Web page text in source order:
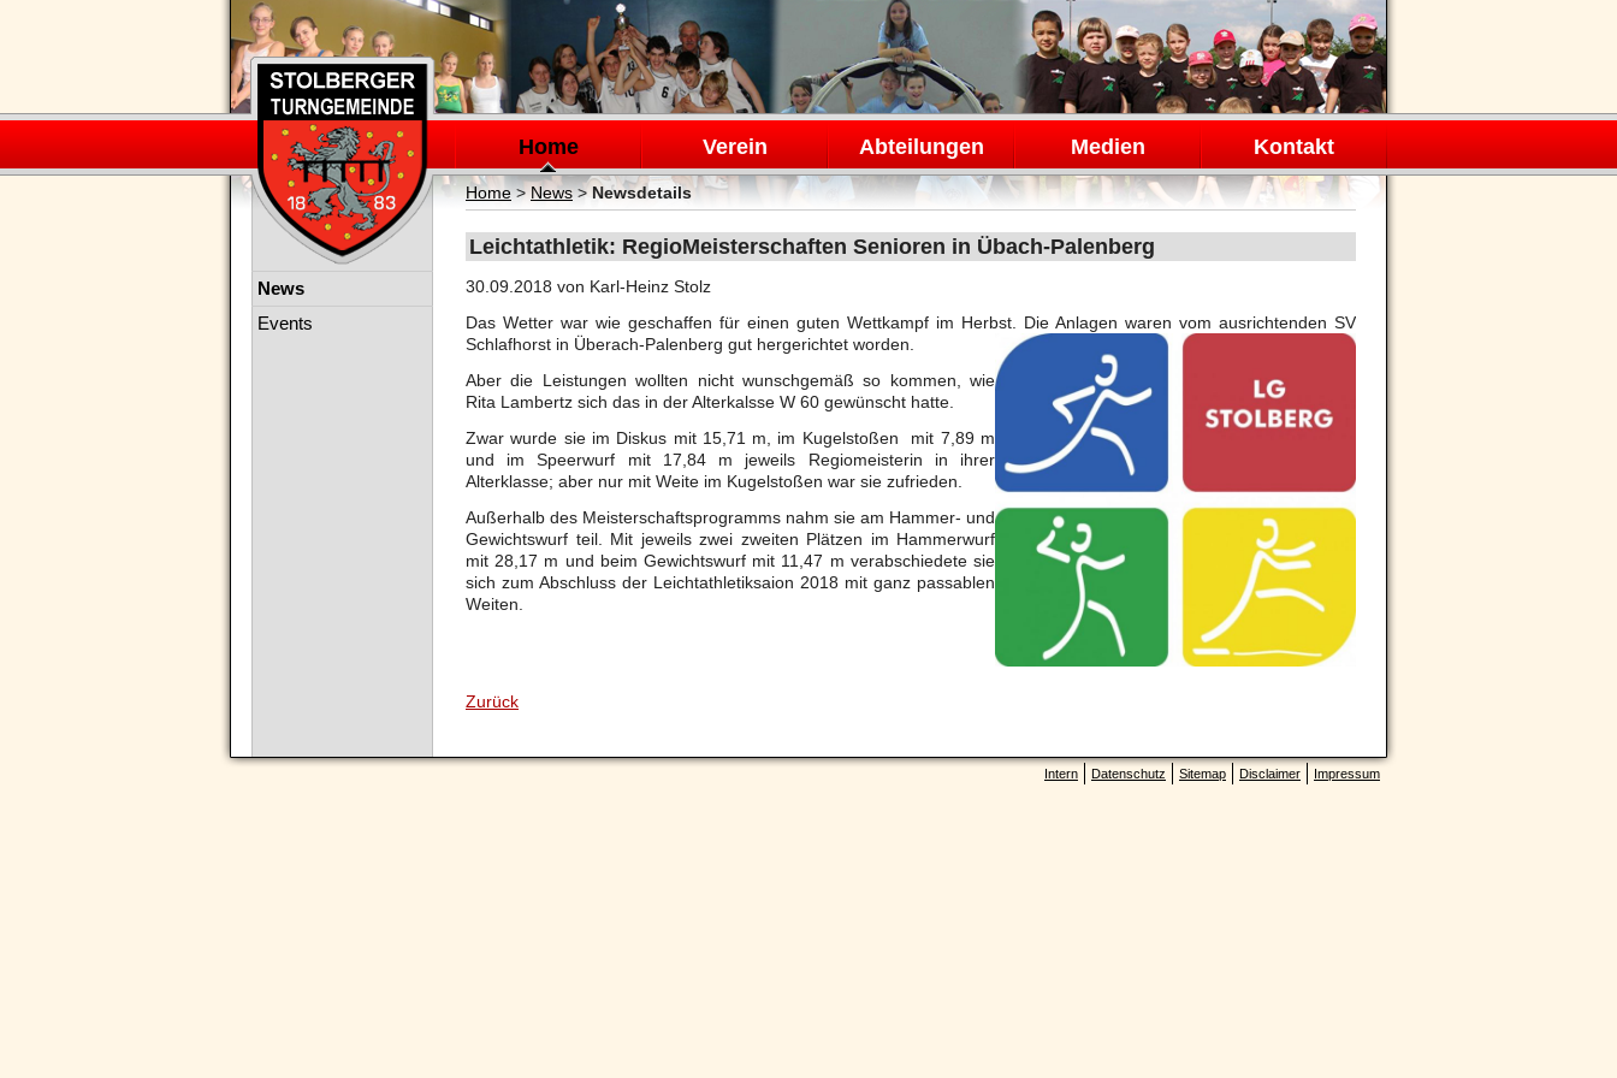
Navigation
überspringen
Home Verein Abteilungen Medien Kontakt
Home> News>Newsdetails
Leichtathletik: RegioMeisterschaften Senioren in Übach-Palenberg
30.09.2018 von Karl-Heinz Stolz
Das Wetter war wie geschaffen für einen guten Wettkampf im Herbst. Die Anlagen waren vom ausrichtenden SV
Schlafhorst in Überach-Palenberg gut hergerichtet worden.
Aber die Leistungen wollten nicht wunschgemäß so kommen, wie
Rita Lambertz sich das in der Alterkalsse W 60 gewünscht hatte.
Zwar wurde sie im Diskus mit 15,71 m, im Kugelstoßen mit 7,89 m
und im Speerwurf mit 17,84 m jeweils Regiomeisterin in ihrer
Alterklasse; aber nur mit Weite im Kugelstoßen war sie zufrieden.
Außerhalb des Meisterschaftsprogramms nahm sie am Hammer- und
Gewichtswurf teil. Mit jeweils zwei zweiten Plätzen im Hammerwurf
mit 28,17 m und beim Gewichtswurf mit 11,47 m verabschiedete sie
sich zum Abschluss der Leichtathletiksaion 2018 mit ganz passablen
Weiten.
Zurück
Navigation
News
Events
Navigation
Impressum
Disclaimer
Sitemap
Datenschutz
Intern